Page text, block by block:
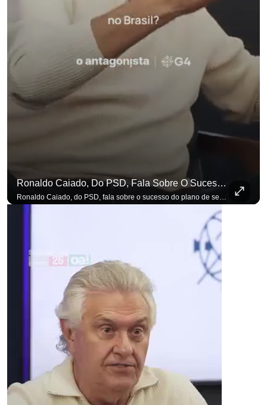
Ronaldo Caiado, Do PSD, Fala Sobre O Sucesso Do Plano De Segurança Pública
Ronaldo Caiado, do PSD, fala sobre o sucesso do plano de segurança pública como governador de Goiás, sendo um incentivo aos empreendedores locais. Se você busca informação com credibilidade, inscreva-se agora e ative o